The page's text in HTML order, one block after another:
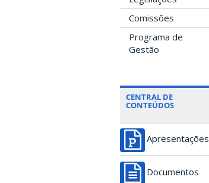
Comissões
Programa de
Gestão
CENTRAL DE
CONTEÚDOS
Apresentações
Documentos